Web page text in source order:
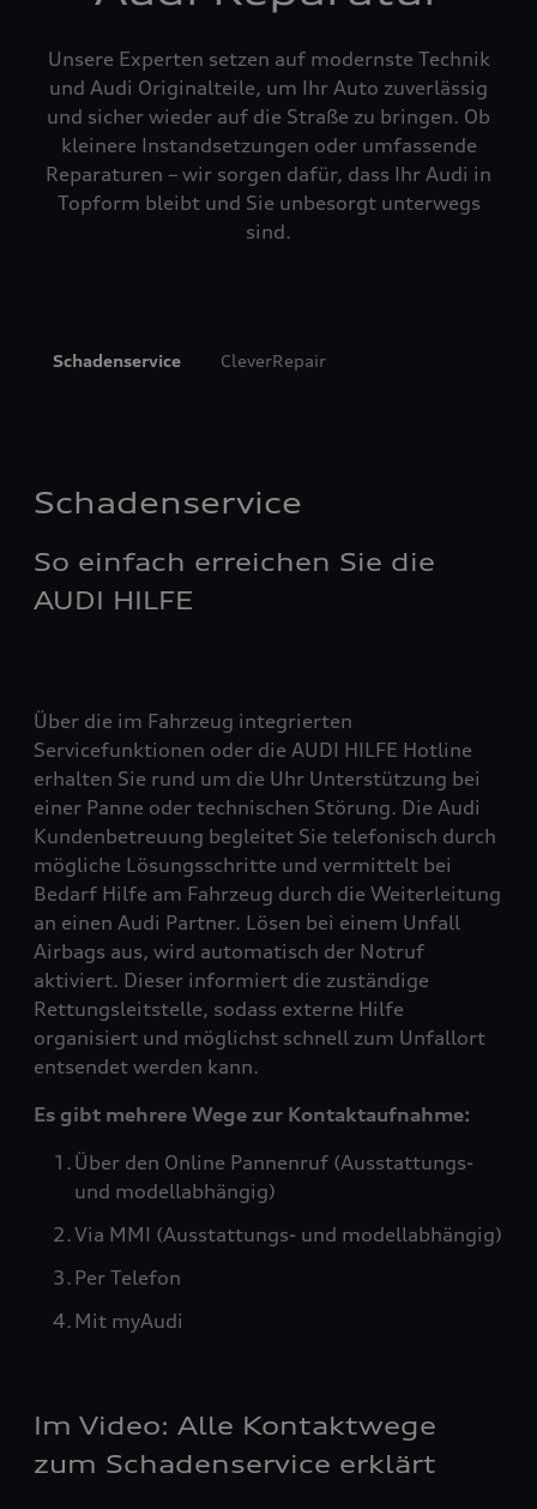
Unsere Experten setzen auf modernste Technik
und Audi Originalteile, um Ihr Auto zuverlässig
und sicher wieder auf die Straße zu bringen. Ob
kleinere Instandsetzungen oder umfassende
Reparaturen – wir sorgen dafür, dass Ihr Audi in
Topform bleibt und Sie unbesorgt unterwegs
sind.
Schadenservice CleverRepair
Schadenservice
So einfach erreichen Sie die
AUDI HILFE
Über die im Fahrzeug integrierten
Servicefunktionen oder die AUDI HILFE Hotline
erhalten Sie rund um die Uhr Unterstützung bei
einer Panne oder technischen Störung. Die Audi
Kundenbetreuung begleitet Sie telefonisch durch
mögliche Lösungsschritte und vermittelt bei
Bedarf Hilfe am Fahrzeug durch die Weiterleitung
an einen Audi Partner. Lösen bei einem Unfall
Airbags aus, wird automatisch der Notruf
aktiviert. Dieser informiert die zuständige
Rettungsleitstelle, sodass externe Hilfe
organisiert und möglichst schnell zum Unfallort
entsendet werden kann.
Es gibt mehrere Wege zur Kontaktaufnahme:
Über den Online Pannenruf (Ausstattungs-
und modellabhängig)
Via MMI (Ausstattungs- und modellabhängig)
Per Telefon
Mit myAudi
Im Video: Alle Kontaktwege
zum Schadenservice erklärt